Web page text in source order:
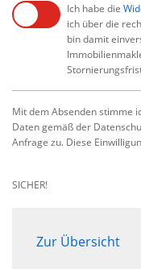
Ich habe die
ich über die
bin damit
Mit dem Absenden stimme
Daten gemäß der
Anfrage zu. Diese
SICHER!
Zur Übersicht